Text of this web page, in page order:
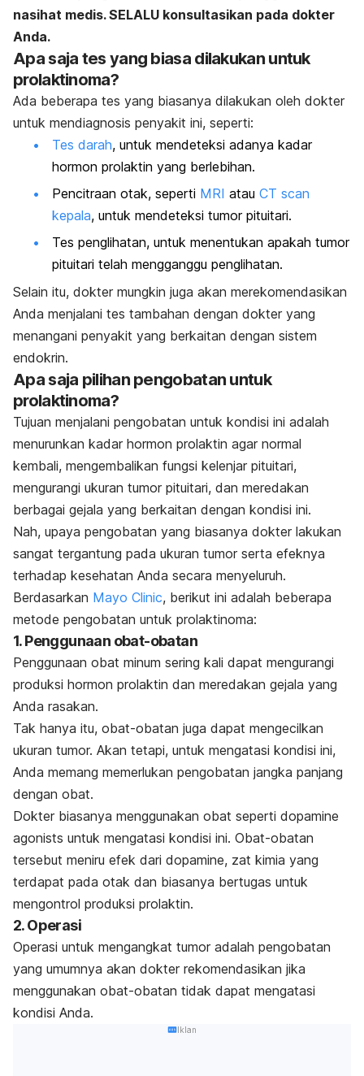
nasihat medis. SELALU konsultasikan pada dokter
Anda.
Apa saja tes yang biasa dilakukan untuk
prolaktinoma?
Ada beberapa tes yang biasanya dilakukan oleh dokter
untuk mendiagnosis penyakit ini, seperti:
Tes darah, untuk mendeteksi adanya kadar
hormon prolaktin yang berlebihan.
Pencitraan otak, seperti MRI atau CT scan
kepala, untuk mendeteksi tumor pituitari.
Tes penglihatan, untuk menentukan apakah tumor
pituitari telah mengganggu penglihatan.
Selain itu, dokter mungkin juga akan merekomendasikan
Anda menjalani tes tambahan dengan dokter yang
menangani penyakit yang berkaitan dengan sistem
endokrin.
Apa saja pilihan pengobatan untuk
prolaktinoma?
Tujuan menjalani pengobatan untuk kondisi ini adalah
menurunkan kadar hormon prolaktin agar normal
kembali, mengembalikan fungsi kelenjar pituitari,
mengurangi ukuran tumor pituitari, dan meredakan
berbagai gejala yang berkaitan dengan kondisi ini.
Nah, upaya pengobatan yang biasanya dokter lakukan
sangat tergantung pada ukuran tumor serta efeknya
terhadap kesehatan Anda secara menyeluruh.
Berdasarkan Mayo Clinic, berikut ini adalah beberapa
metode pengobatan untuk prolaktinoma:
1. Penggunaan obat-obatan
Penggunaan obat minum sering kali dapat mengurangi
produksi hormon prolaktin dan meredakan gejala yang
Anda rasakan.
Tak hanya itu, obat-obatan juga dapat mengecilkan
ukuran tumor. Akan tetapi, untuk mengatasi kondisi ini,
Anda memang memerlukan pengobatan jangka panjang
dengan obat.
Dokter biasanya menggunakan obat seperti dopamine
agonists untuk mengatasi kondisi ini. Obat-obatan
tersebut meniru efek dari dopamine, zat kimia yang
terdapat pada otak dan biasanya bertugas untuk
mengontrol produksi prolaktin.
2. Operasi
Operasi untuk mengangkat tumor adalah pengobatan
yang umumnya akan dokter rekomendasikan jika
menggunakan obat-obatan tidak dapat mengatasi
kondisi Anda.
Iklan